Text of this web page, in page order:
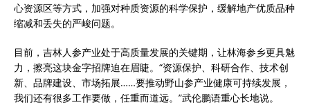
心资源区等方式，加强对种质资源的科学保护，缓解地产优质品种
缩减和丢失的严峻问题。
目前，吉林人参产业处于高质量发展的关键期，让林海参乡更具魅
力，擦亮这块金字招牌迫在眉睫。“资源保护、科研合作、技术创
新、品牌建设、市场拓展……要推动野山参产业健康可持续发展，
我们还有很多工作要做，任重而道远。”武伦鹏语重心长地说。